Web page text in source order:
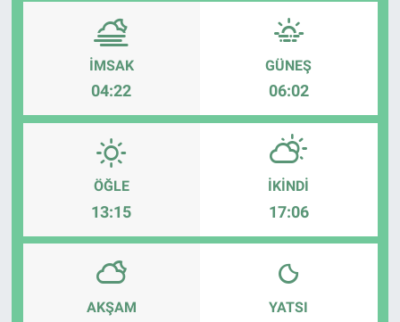
İMSAK
04:22
GÜNEŞ
06:02
ÖĞLE
13:15
İKINDI
17:06
AKŞAM YATSI